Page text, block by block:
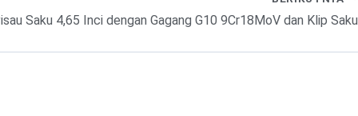
Saku 4,65 Inci dengan Gagang G10 9Cr18MoV dan Klip Saku